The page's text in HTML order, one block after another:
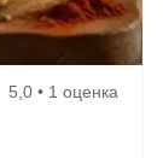
5,0 • 1 оценка